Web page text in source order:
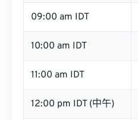
09:00 am IDT
10:00 am IDT
11:00 am IDT
12:00 pm IDT (中午)